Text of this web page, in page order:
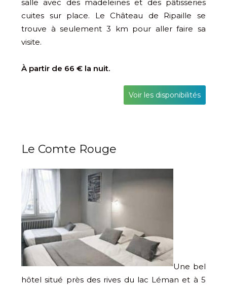
salle avec des madeleines et des pâtisseries
cuites sur place. Le Château de Ripaille se
trouve à seulement 3 km pour aller faire sa
visite.
À partir de 66 € la nuit.
Voir les disponibilités
Le Comte Rouge
Une bel
hôtel situé près des rives du lac Léman et à 5